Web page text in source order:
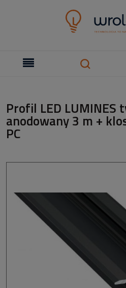
Profil LED LUMINES
anodowany 3 m +
PC